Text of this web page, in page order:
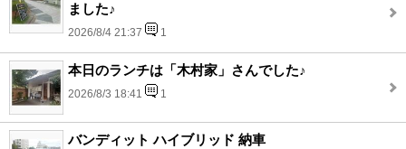
ました♪
2026/8/4 21:37 1
本日のランチは「木村家」さんでした♪
2026/8/3 18:41 1
バンディット ハイブリッド 納車